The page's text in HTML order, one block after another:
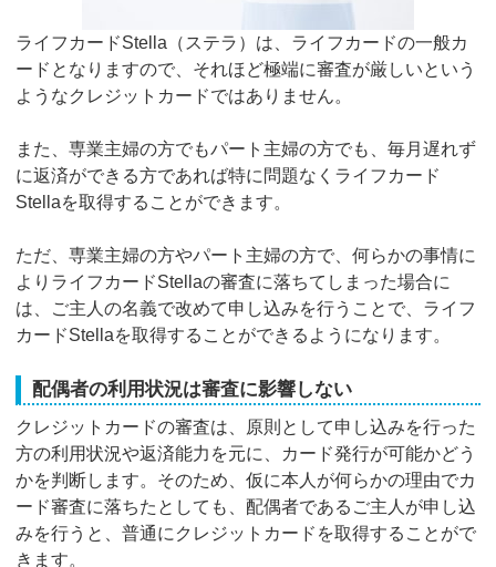
ライフカードStella（ステラ）は、ライフカードの一般カ
ードとなりますので、それほど極端に審査が厳しいという
ようなクレジットカードではありません。
また、専業主婦の方でもパート主婦の方でも、毎月遅れず
に返済ができる方であれば特に問題なくライフカード
Stellaを取得することができます。
ただ、専業主婦の方やパート主婦の方で、何らかの事情に
よりライフカードStellaの審査に落ちてしまった場合に
は、ご主人の名義で改めて申し込みを行うことで、ライフ
カードStellaを取得することができるようになります。
配偶者の利用状況は審査に影響しない
クレジットカードの審査は、原則として申し込みを行った
方の利用状況や返済能力を元に、カード発行が可能かどう
かを判断します。そのため、仮に本人が何らかの理由でカ
ード審査に落ちたとしても、配偶者であるご主人が申し込
みを行うと、普通にクレジットカードを取得することがで
きます。